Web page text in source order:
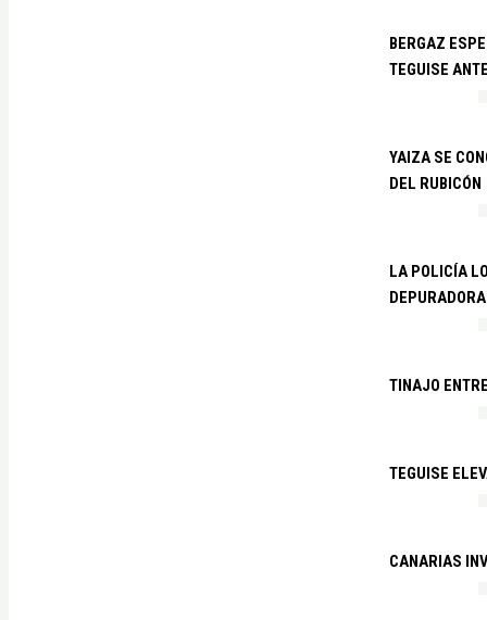
BERGAZ
TEGUISE
YAIZA SE
DEL RUBICÓN
LA POLICÍA
TINAJO
TEGUISE
CANARIAS